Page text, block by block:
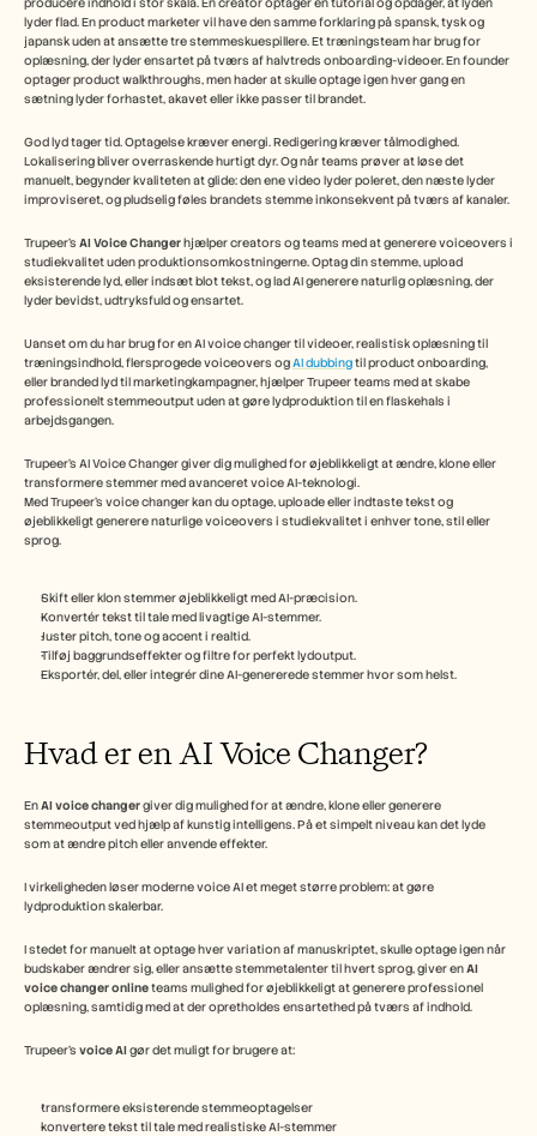
lyder flad. En product marketer vil have den samme forklaring på spansk, tysk og
japansk uden at ansætte tre stemmeskuespillere. Et træningsteam har brug for
oplæsning, der lyder ensartet på tværs af halvtreds onboarding-videoer. En founder
optager product walkthroughs, men hader at skulle optage igen hver gang en
sætning lyder forhastet, akavet eller ikke passer til brandet.
God lyd tager tid. Optagelse kræver energi. Redigering kræver tålmodighed.
Lokalisering bliver overraskende hurtigt dyr. Og når teams prøver at løse det
manuelt, begynder kvaliteten at glide: den ene video lyder poleret, den næste lyder
Trupeer’s AI Voice Changer hjælper creators og teams med at generere voiceovers i
studiekvalitet uden produktionsomkostningerne. Optag din stemme, upload
eksisterende lyd, eller indsæt blot tekst, og lad AI generere naturlig oplæsning, der
lyder bevidst, udtryksfuld og ensartet.
Uanset om du har brug for en AI voice changer til videoer, realistisk oplæsning til
træningsindhold, flersprogede voiceovers og AI dubbing til product onboarding,
eller branded lyd til marketingkampagner, hjælper Trupeer teams med at skabe
professionelt stemmeoutput uden at gøre lydproduktion til en flaskehals i
arbejdsgangen.
Trupeer’s AI Voice Changer giver dig mulighed for øjeblikkeligt at ændre, klone eller
transformere stemmer med avanceret voice AI-teknologi.
Med Trupeer’s voice changer kan du optage, uploade eller indtaste tekst og
øjeblikkeligt generere naturlige voiceovers i studiekvalitet i enhver tone, stil eller
sprog.
Skift eller klon stemmer øjeblikkeligt med AI-præcision.
Konvertér tekst til tale med livagtige AI-stemmer.
Juster pitch, tone og accent i realtid.
Tilføj baggrundseffekter og filtre for perfekt lydoutput.
Eksportér, del, eller integrér dine AI-genererede stemmer hvor som helst.
Hvad er en AI Voice Changer?
En AI voice changer giver dig mulighed for at ændre, klone eller generere
stemmeoutput ved hjælp af kunstig intelligens. På et simpelt niveau kan det lyde
som at ændre pitch eller anvende effekter.
I virkeligheden løser moderne voice AI et meget større problem: at gøre
lydproduktion skalerbar.
I stedet for manuelt at optage hver variation af manuskriptet, skulle optage igen når
budskaber ændrer sig, eller ansætte stemmetalenter til hvert sprog, giver en AI
voice changer online teams mulighed for øjeblikkeligt at generere professionel
oplæsning, samtidig med at der opretholdes ensartethed på tværs af indhold.
Trupeer’s voice AI gør det muligt for brugere at:
transformere eksisterende stemmeoptagelser
konvertere tekst til tale med realistiske AI-stemmer
Customer Stories
Help Center
Pricing
Careers
FAQs
Announcement
Partner Program
USECASES
Sales Enablement
Pre-sales
Product Marketing
Customer Success
Training
See more
Book a Demo
Start Free Trial